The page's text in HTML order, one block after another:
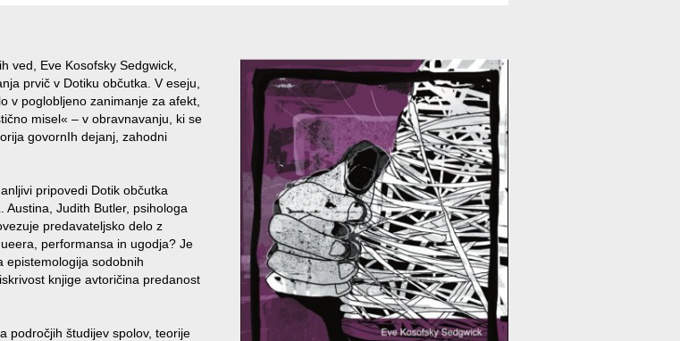
ved, Eve Kosofsky Sedgwick,
prvič v Dotiku občutka. V eseju,
v poglobljeno zanimanje za afekt,
misel« – v obravnavanju, ki se
govornIh dejanj, zahodni
pripovedi Dotik občutka
Judith Butler, psihologa
predavateljsko delo z
performansa in ugodja? Je
epistemologija sodobnih
knjige avtoričina predanost
področjih študijev spolov, teorije